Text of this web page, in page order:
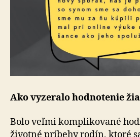
Ako vyzeralo hodnotenie
Bolo veľmi komplikované
životné príbehy rodín, ktoré